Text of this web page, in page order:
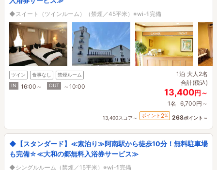
◆スイート（ツインルーム）（禁煙／45平米）※wi-fi完備
ツイン 食事なし
禁煙ルーム
IN
16:00～ OUT ～10:00
1泊 大人2名
合計(税込)
13,400円～
1名 6,700円～
13,400スコア～ ポイント 2% 268ポイント～
◆【スタンダード】≪素泊り≫阿南駅から徒歩10分！無料駐車場
も完備☆≪大和の郷無料入浴券サービス≫
◆シングルルーム（禁煙／15平米）※wi-fi完備